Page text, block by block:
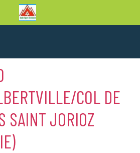
COL DE
SAINT JORIOZ